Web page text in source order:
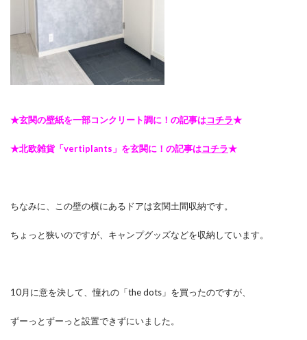
★玄関の壁紙を一部コンクリート調に！の記事はコチラ★
★北欧雑貨「vertiplants」を玄関に！の記事はコチラ★
ちなみに、この壁の横にあるドアは玄関土間収納です。
ちょっと狭いのですが、キャンプグッズなどを収納しています。
10月に意を決して、憧れの「the dots」を買ったのですが、
ずーっとずーっと設置できずにいました。